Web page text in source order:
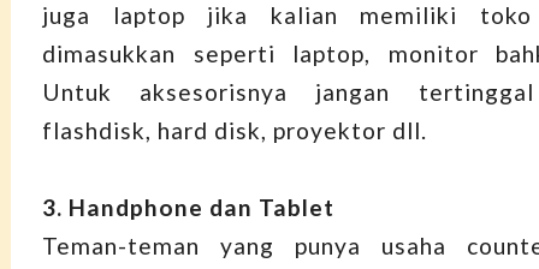
juga laptop jika kalian memiliki
dimasukkan seperti laptop, monitor
Untuk aksesorisnya jangan
flashdisk, hard disk, proyektor dll.
3. Handphone dan Tablet
Teman-teman yang punya usaha